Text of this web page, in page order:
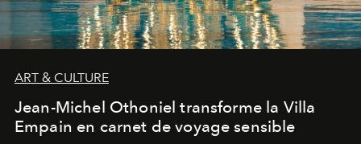
ART & CULTURE
Jean-Michel Othoniel transforme la Villa
Empain en carnet de voyage sensible